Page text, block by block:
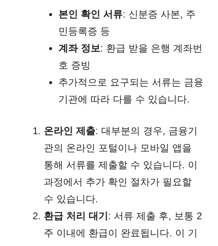
본인 확인 서류: 신분증 사본, 주
민등록증 등
계좌 정보: 환급 받을 은행 계좌번
호 증빙
추가적으로 요구되는 서류는 금융
기관에 따라 다를 수 있습니다.
온라인 제출: 대부분의 경우, 금융기
관의 온라인 포털이나 모바일 앱을
통해 서류를 제출할 수 있습니다. 이
과정에서 추가 확인 절차가 필요할
수 있습니다.
환급 처리 대기 : 서류 제출 후, 보통 2
주 이내에 환급이 완료됩니다. 이 기